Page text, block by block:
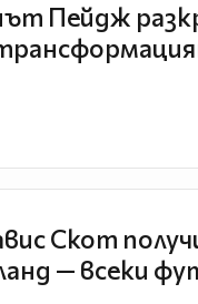
Пейдж
Скот
— всеки